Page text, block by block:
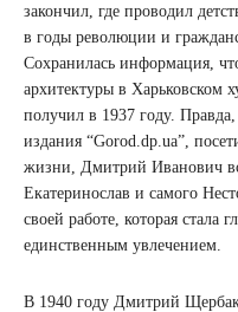
закончил, где проводил
в годы революции и
Сохранилась информация,
архитектуры в Харьковском
получил в 1937 году.
издания “Gorod.dp.ua”,
жизни, Дмитрий Иванович
Екатеринослав и самого
своей работе, которая
единственным увлечением.
В 1940 году Дмитрий